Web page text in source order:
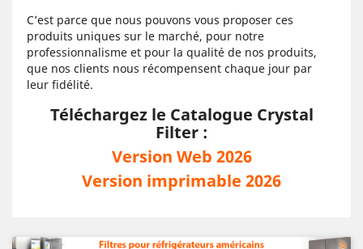
C’est parce que nous pouvons vous proposer ces
produits uniques sur le marché, pour notre
professionnalisme et pour la qualité de nos produits,
que nos clients nous récompensent chaque jour par
leur fidélité.
Téléchargez le Catalogue Crystal
Filter :
Version Web 2026
Version imprimable 2026